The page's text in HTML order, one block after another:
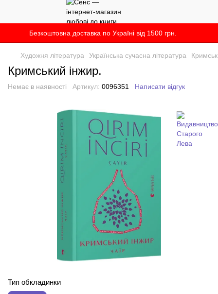
Безкоштовна доставка по Україні від 1500 грн.
Художня література Українська сучасна література
Кримський інжир.
Немає в наявності Артикул: 0096351 Написати відгук
Тип обкладинки